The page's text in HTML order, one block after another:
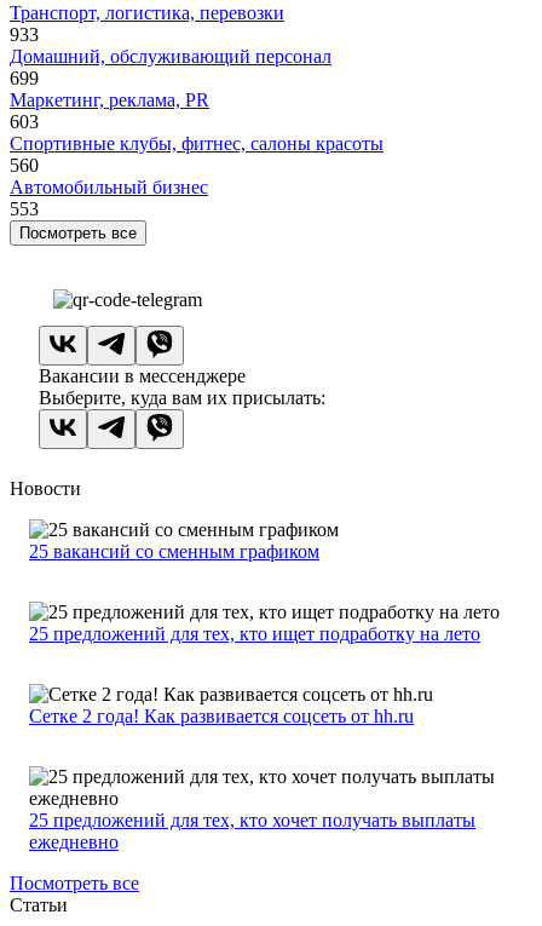
Транспорт, логистика, перевозки
933
Домашний, обслуживающий персонал
699
Маркетинг, реклама, PR
603
Спортивные клубы, фитнес, салоны красоты
560
Автомобильный бизнес
553
Посмотреть все
Вакансии в мессенджере
Выберите, куда вам их присылать:
Новости
25 вакансий со сменным графиком
25 предложений для тех, кто ищет подработку на лето
Сетке 2 года! Как развивается соцсеть от hh.ru
25 предложений для тех, кто хочет получать выплаты
ежедневно
Посмотреть все
Статьи